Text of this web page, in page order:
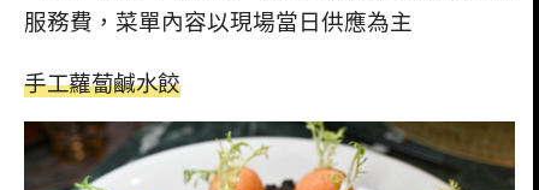
服務費，菜單內容以現場當日供應為主
手工蘿蔔鹹水餃